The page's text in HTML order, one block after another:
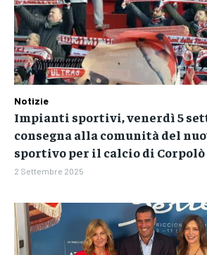
Notizie
Impianti sportivi, venerdì 5
consegna alla comunità del
sportivo per il calcio di Corpolò
2 Settembre 2025